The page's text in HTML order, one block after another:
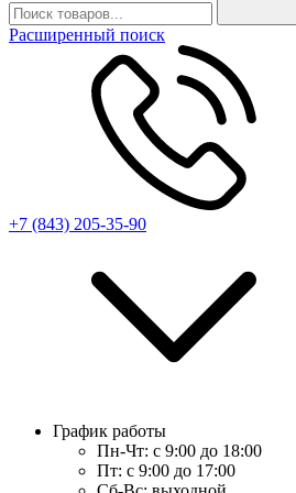
Расширенный поиск
+7 (843) 205-35-90
График работы
Пн-Чт: с 9:00 до 18:00
Пт: с 9:00 до 17:00